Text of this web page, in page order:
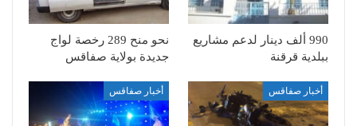
990 ألف دينار لدعم مشاريع
ببلدية قرقنة
نحو منح 289 رخصة لواج
جديدة بولاية صفاقس
أخبار صفاقس أخبار صفاقس